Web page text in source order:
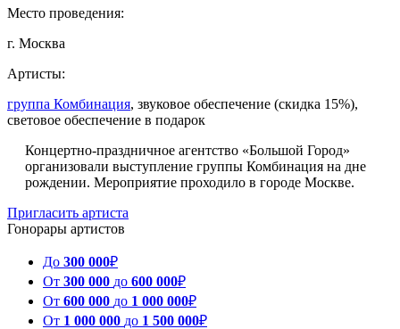
Место проведения:
г. Москва
Артисты:
группа Комбинация, звуковое обеспечение (скидка 15%),
световое обеспечение в подарок
Концертно-праздничное агентство «Большой Город»
организовали выступление группы Комбинация на дне
рождении. Мероприятие проходило в городе Москве.
Пригласить артиста
Гонорары артистов
До 300 000₽
От 300 000 до 600 000₽
От 600 000 до 1 000 000₽
От 1 000 000 до 1 500 000₽